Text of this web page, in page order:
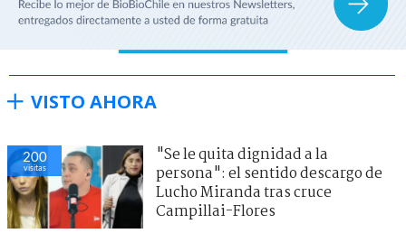
VISTO AHORA
200
visitas
"Se le quita dignidad a la
persona": el sentido descargo de
Lucho Miranda tras cruce
Campillai-Flores